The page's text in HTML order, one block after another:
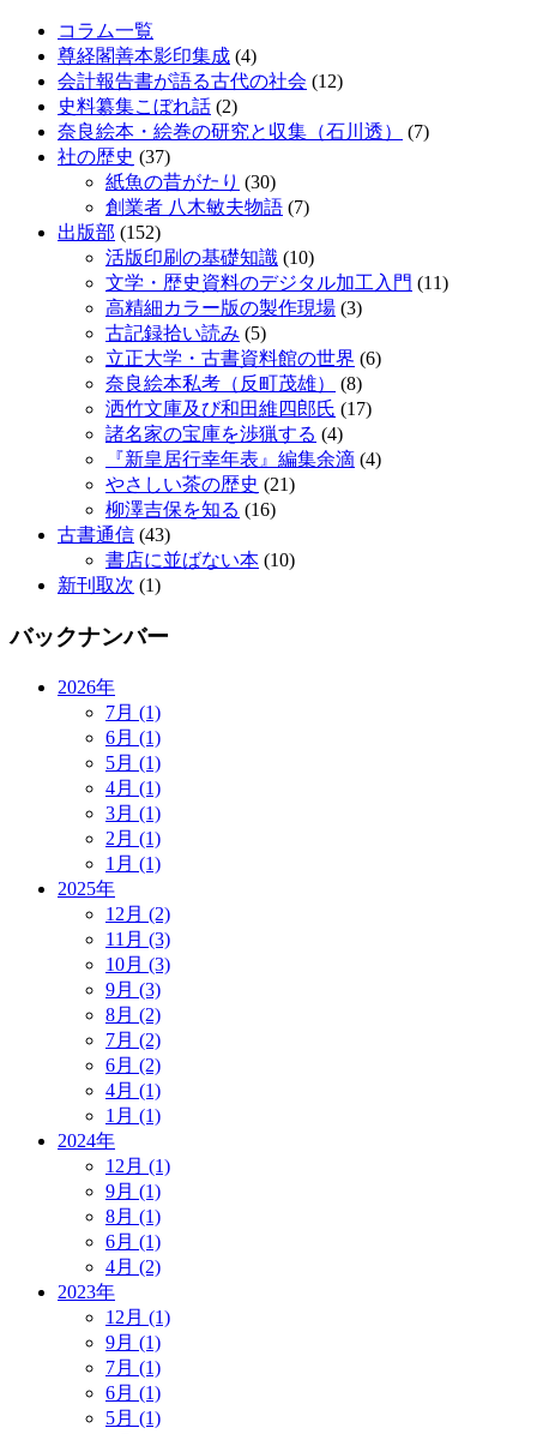
コラム一覧
尊経閣善本影印集成 (4)
会計報告書が語る古代の社会 (12)
史料纂集こぼれ話 (2)
奈良絵本・絵巻の研究と収集（石川透）
(7)
社の歴史 (37)
紙魚の昔がたり (30)
創業者 八木敏夫物語 (7)
出版部 (152)
活版印刷の基礎知識 (10)
文学・歴史資料のデジタル加工入門 (11)
高精細カラー版の製作現場 (3)
古記録拾い読み (5)
立正大学・古書資料館の世界 (6)
奈良絵本私考（反町茂雄）
(8)
洒竹文庫及び和田維四郎氏 (17)
諸名家の宝庫を渉猟する (4)
『新皇居行幸年表』編集余滴 (4)
やさしい茶の歴史 (21)
柳澤吉保を知る (16)
古書通信 (43)
書店に並ばない本 (10)
新刊取次 (1)
バックナンバー
2026年
7月 (1)
6月 (1)
5月 (1)
4月 (1)
3月 (1)
2月 (1)
1月 (1)
2025年
12月 (2)
11月 (3)
10月 (3)
9月 (3)
8月 (2)
7月 (2)
6月 (2)
4月 (1)
1月 (1)
2024年
12月 (1)
9月 (1)
8月 (1)
6月 (1)
4月 (2)
2023年
12月 (1)
9月 (1)
7月 (1)
6月 (1)
5月 (1)